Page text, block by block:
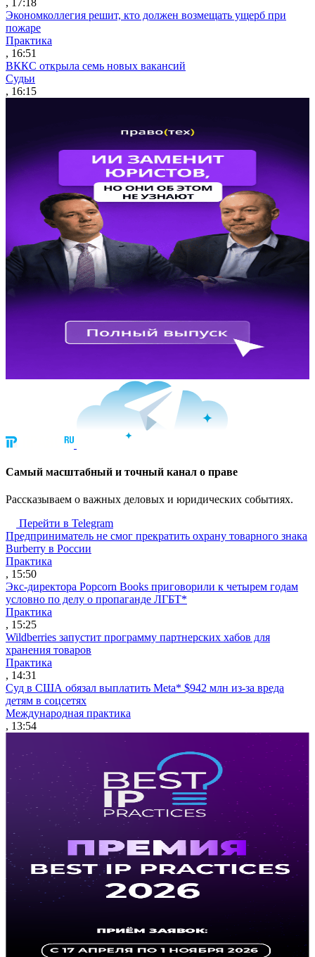
Экономколлегия решит, кто должен возмещать ущерб при
пожаре
Практика
, 16:51
ВККС открыла семь новых вакансий
Судьи
, 16:15
Cамый масштабный и точный канал о праве
Рассказываем о важных деловых и юридических событиях.
Перейти в Telegram
Предприниматель не смог прекратить охрану товарного знака
Burberry в России
Практика
, 15:50
Экс-директора Popcorn Books приговорили к четырем годам
условно по делу о пропаганде ЛГБТ*
Практика
, 15:25
Wildberries запустит программу партнерских хабов для
хранения товаров
Практика
, 14:31
Суд в США обязал выплатить Meta* $942 млн из-за вреда
детям в соцсетях
Международная практика
, 13:54